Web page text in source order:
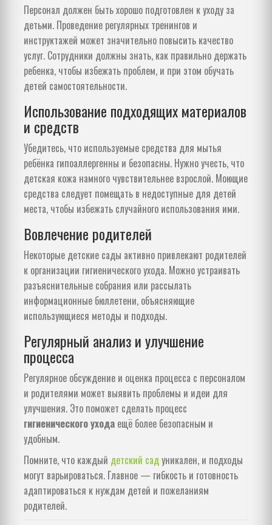
Персонал должен быть хорошо подготовлен к уходу за
детьми. Проведение регулярных тренингов и
инструктажей может значительно повысить качество
услуг. Сотрудники должны знать, как правильно держать
ребенка, чтобы избежать проблем, и при этом обучать
детей самостоятельности.
Использование подходящих материалов
и средств
Убедитесь, что используемые средства для мытья
ребёнка гипоаллергенны и безопасны. Нужно учесть, что
детская кожа намного чувствительнее взрослой. Моющие
средства следует помещать в недоступные для детей
места, чтобы избежать случайного использования ими.
Вовлечение родителей
Некоторые детские сады активно привлекают родителей
к организации гигиенического ухода. Можно устраивать
разъяснительные собрания или рассылать
информационные бюллетени, объясняющие
использующиеся методы и подходы.
Регулярный анализ и улучшение
процесса
Регулярное обсуждение и оценка процесса с персоналом
и родителями может выявить проблемы и идеи для
улучшения. Это поможет сделать процесс
гигиенического ухода ещё более безопасным и
удобным.
Помните, что каждый детский садуникален, и подходы
могут варьироваться. Главное — гибкость и готовность
адаптироваться к нуждам детей и пожеланиям
родителей.